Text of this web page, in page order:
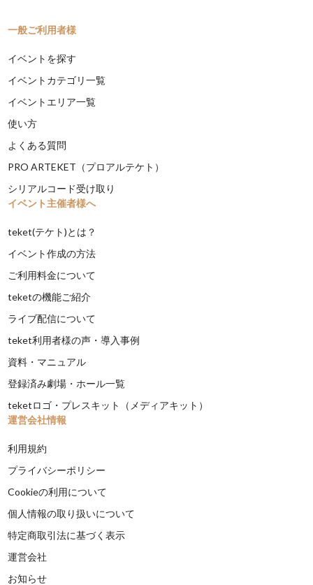
一般ご利用者様
イベントを探す
イベントカテゴリ一覧
イベントエリア一覧
使い方
よくある質問
PRO ARTEKET（プロアルテケト）
シリアルコード受け取り
イベント主催者様へ
teket(テケト)とは？
イベント作成の方法
ご利用料金について
teketの機能ご紹介
ライブ配信について
teket利用者様の声・導入事例
資料・マニュアル
登録済み劇場・ホール一覧
teketロゴ・プレスキット（メディアキット）
運営会社情報
利用規約
プライバシーポリシー
Cookieの利用について
個人情報の取り扱いについて
特定商取引法に基づく表示
運営会社
お知らせ